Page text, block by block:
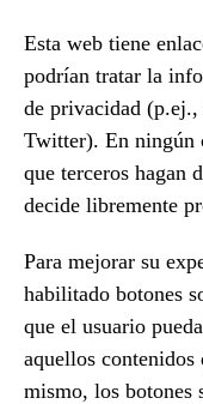
Esta web tiene
podrían tratar la
de privacidad (p.ej.,
Twitter). En ningún
que terceros hagan
decide libremente
Para mejorar su
habilitado botones
que el usuario
aquellos
mismo, los botones